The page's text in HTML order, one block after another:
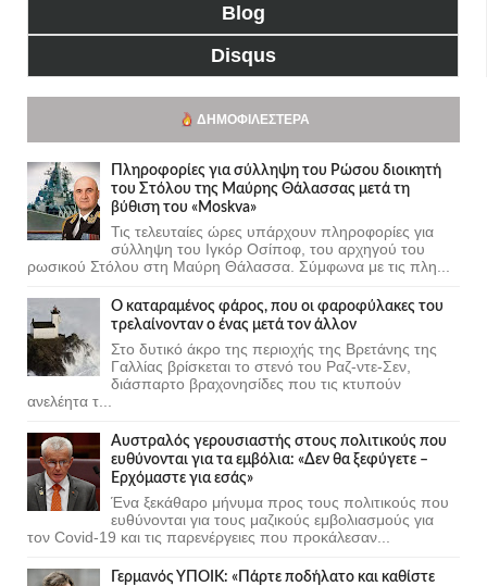
Blog
Disqus
ΔΗΜΟΦΙΛΈΣΤΕΡΑ
Πληροφορίες για σύλληψη του Ρώσου διοικητή
του Στόλου της Mαύρης Θάλασσας μετά τη
βύθιση του «Moskva»
Τις τελευταίες ώρες υπάρχουν πληροφορίες για
σύλληψη του Ιγκόρ Οσίποφ, του αρχηγού του
ρωσικού Στόλου στη Μαύρη Θάλασσα. Σύμφωνα με τις πλη...
Ο καταραμένος φάρος, που οι φαροφύλακες του
τρελαίνονταν ο ένας μετά τον άλλον
Στο δυτικό άκρο της περιοχής της Βρετάνης της
Γαλλίας βρίσκεται το στενό του Ραζ-ντε-Σεν,
διάσπαρτο βραχονησίδες που τις κτυπούν
ανελέητα τ...
Αυστραλός γερουσιαστής στους πολιτικούς που
ευθύνονται για τα εμβόλια: «Δεν θα ξεφύγετε –
Ερχόμαστε για εσάς»
Ένα ξεκάθαρο μήνυμα προς τους πολιτικούς που
ευθύνονται για τους μαζικούς εμβολιασμούς για
τον Covid-19 και τις παρενέργειες που προκάλεσαν...
Γερμανός ΥΠΟΙΚ: «Πάρτε ποδήλατο και καθίστε